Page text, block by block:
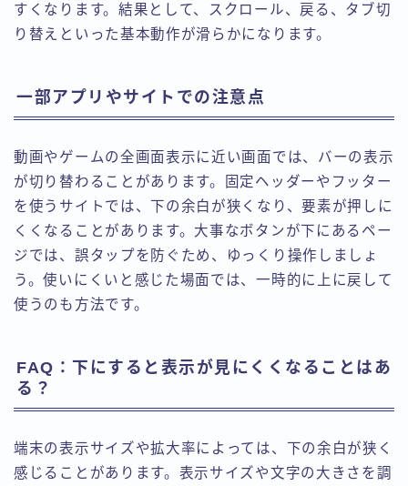
すくなります。結果として、スクロール、戻る、タブ切
り替えといった基本動作が滑らかになります。
一部アプリやサイトでの注意点
動画やゲームの全画面表示に近い画面では、バーの表示
が切り替わることがあります。固定ヘッダーやフッター
を使うサイトでは、下の余白が狭くなり、要素が押しに
くくなることがあります。大事なボタンが下にあるペー
ジでは、誤タップを防ぐため、ゆっくり操作しましょ
う。使いにくいと感じた場面では、一時的に上に戻して
使うのも方法です。
FAQ：下にすると表示が見にくくなることはあ
る？
端末の表示サイズや拡大率によっては、下の余白が狭く
感じることがあります。表示サイズや文字の大きさを調